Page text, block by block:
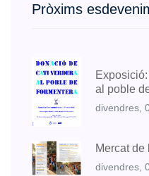
Pròxims
al poble
divendres,
Mercat de
divendres,